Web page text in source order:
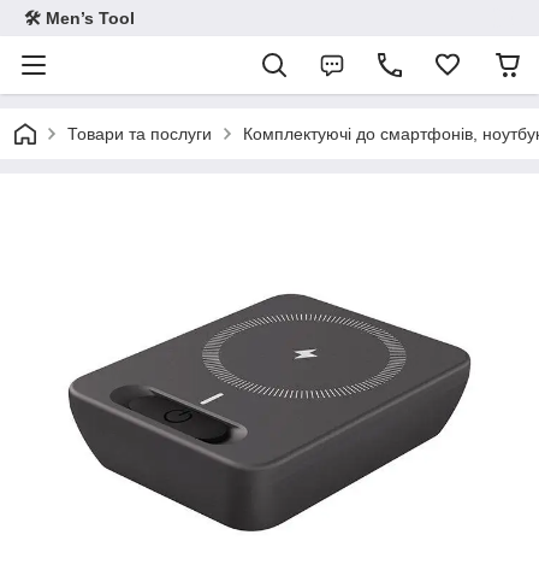
🛠 Men’s Tool
Товари та послуги Комплектуючі до смартфонів,